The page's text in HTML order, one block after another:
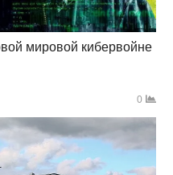
мировой кибервойне
0